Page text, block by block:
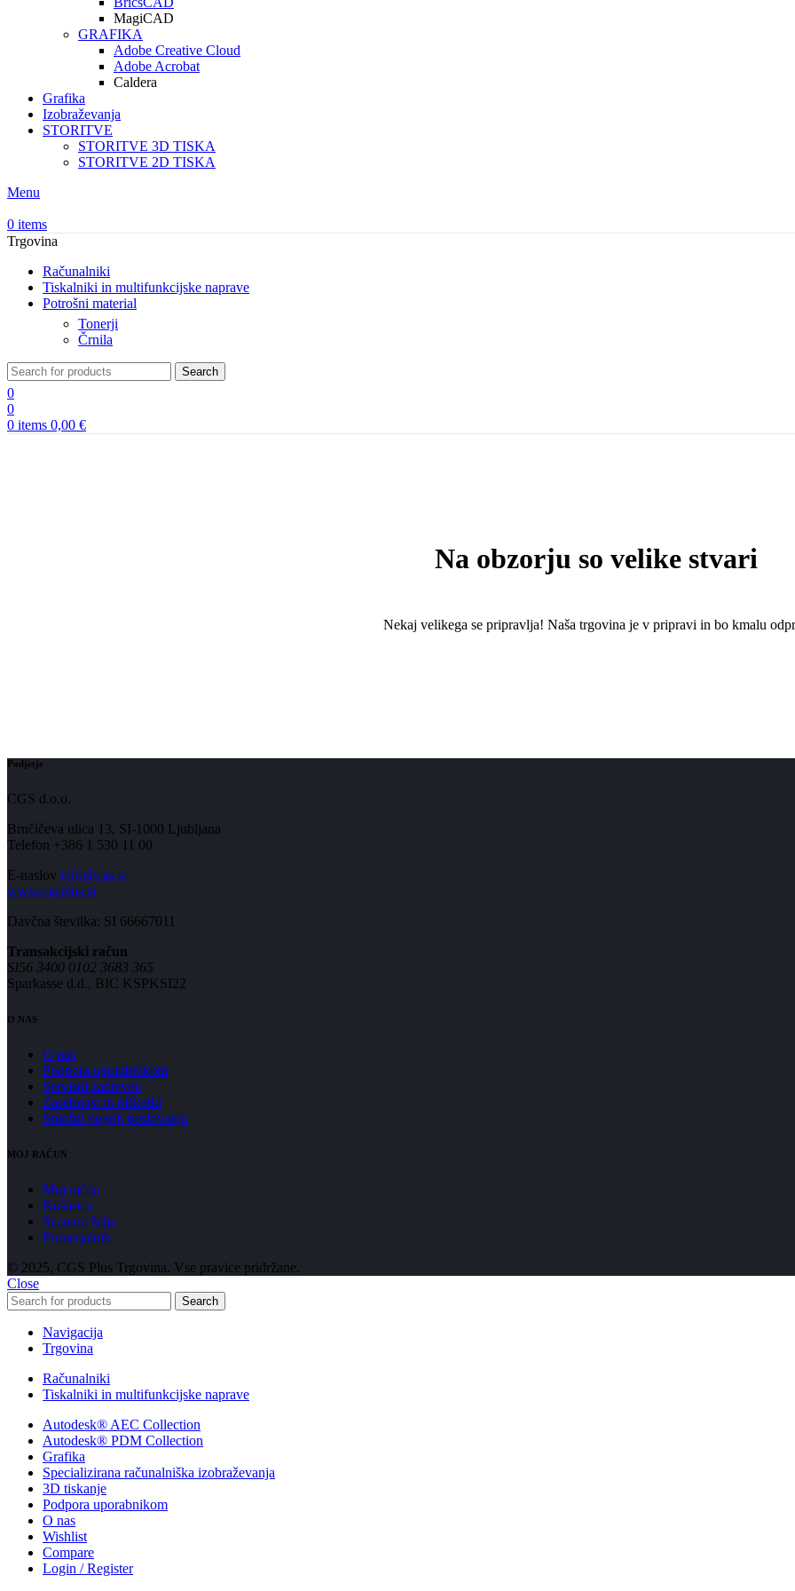
MagiCAD
GRAFIKA
Adobe Creative Cloud
Adobe Acrobat
Caldera
Grafika
Izobraževanja
STORITVE
STORITVE 3D TISKA
STORITVE 2D TISKA
Menu
0 items
Trgovina
Računalniki
Tiskalniki in multifunkcijske naprave
Potrošni material
Tonerji
Črnila
Search
0
0
0 items 0,00 €
Na obzorju so velike stvari
Nekaj ​​velikega se pripravlja! Naša trgovina je v pripravi in ​​bo kmalu
Podjetje
CGS d.o.o.
Brnčičeva ulica 13, SI-1000 Ljubljana
Telefon +386 1 530 11 00
E-naslov info@cgs.si
www.cgsplus.si
Davčna številka: SI 66667011
Transakcijski račun
SI56 3400 0102 3683 365
Sparkasse d.d., BIC KSPKSI22
O NAS
O nas
Podpora uporabnikom
Servisni zahtevek
Zasebnost in piškotki
Splošni pogoji poslovanja
MOJ RAČUN
Moj račun
Košarica
Seznam želja
Primerjalnik
© 2025, CGS Plus Trgovina. Vse pravice pridržane.
Close
Search
Navigacija
Trgovina
Računalniki
Tiskalniki in multifunkcijske naprave
Autodesk® AEC Collection
Autodesk® PDM Collection
Grafika
Specializirana računalniška izobraževanja
3D tiskanje
Podpora uporabnikom
O nas
Wishlist
Compare
Login / Register